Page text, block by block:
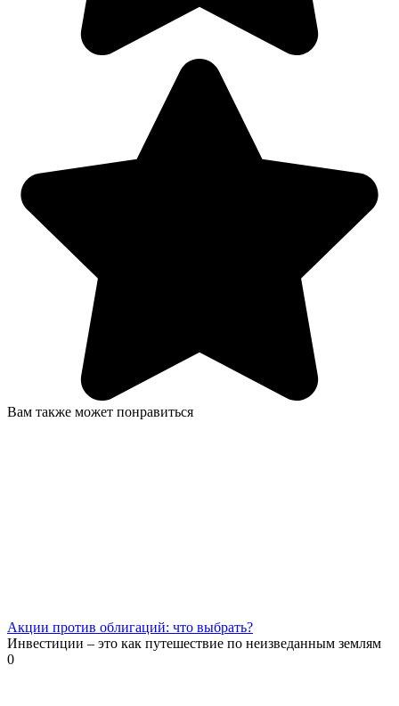
Вам также может понравиться
Акции против облигаций: что выбрать?
Инвестиции – это как путешествие по неизведанным землям
0